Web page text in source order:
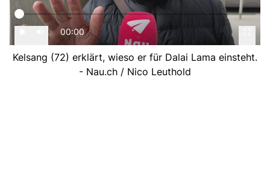
00:00
Kelsang (72) erklärt, wieso er für Dalai Lama einsteht.
- Nau.ch / Nico Leuthold